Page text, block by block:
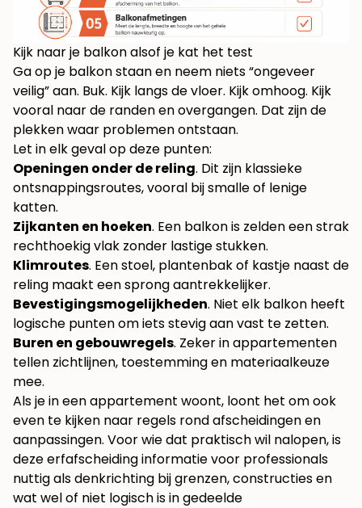
Kijk naar je balkon alsof je kat het test
Ga op je balkon staan en neem niets “ongeveer
veilig” aan. Buk. Kijk langs de vloer. Kijk omhoog. Kijk
vooral naar de randen en overgangen. Dat zijn de
plekken waar problemen ontstaan.
Let in elk geval op deze punten:
Openingen onder de reling. Dit zijn klassieke
ontsnappingsroutes, vooral bij smalle of lenige
katten.
Zijkanten en hoeken. Een balkon is zelden een strak
rechthoekig vlak zonder lastige stukken.
Klimroutes. Een stoel, plantenbak of kastje naast de
reling maakt een sprong aantrekkelijker.
Bevestigingsmogelijkheden. Niet elk balkon heeft
logische punten om iets stevig aan vast te zetten.
Buren en gebouwregels. Zeker in appartementen
tellen zichtlijnen, toestemming en materiaalkeuze
mee.
Als je in een appartement woont, loont het om ook
even te kijken naar regels rond afscheidingen en
aanpassingen. Voor wie dat praktisch wil nalopen, is
dezeerfafscheiding informatie voor professionals
nuttig als denkrichting bij grenzen, constructies en
wat wel of niet logisch is in gedeelde